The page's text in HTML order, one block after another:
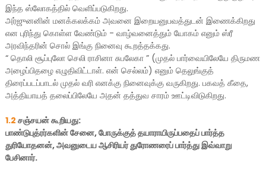
இந்த ஸ்லோகத்தில் வெளிப்படுகிறது.
அர்ஜுனனின் மனக்கலக்கம் அவனை இறையனுபவத்துடன் இணைக்கிறது
என புரிந்து கொள்ள வேண்டும் - வாழ்வனைத்தும் யோகம் எனும் ஸ்ரீ
அரவிந்தரின் சொல் இங்கு நினைவு கூறத்தக்கது.
“ தொலி சூப்புலோ செலி ராசினா சுபலேகா ” (முதல் பார்வையிலேயே திருமண
அழைப்பிதழை எழுதிவிட்டாள். என் செல்லம்) எனும் தெலுங்குத்
திரைப்படப்பாடல் முதல் வரி எனக்கு நினைவுக்கு வருகிறது. பகவத் கீதை,
அத்தியாயத் தலைப்பிலேயே அதன் தத்துவ சாரம் ஊட்டிவிடுகிறது.
1.2 சஞ்சயன் கூறியது:
பாண்டுபுத்ரர்களின் சேனை, போருக்குத் தயாராயிருப்பதைப் பார்த்த
துரியோதனன், அவனுடைய ஆசிரியர் துரோணரைப் பார்த்து இவ்வாறு
பேசினார்.